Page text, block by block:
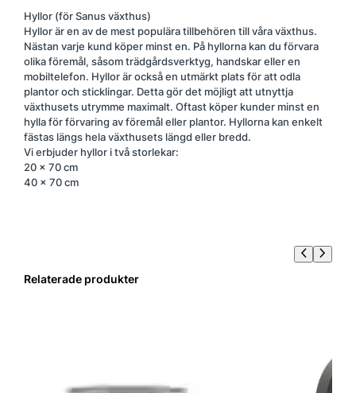
Hyllor (för Sanus växthus)
Hyllor är en av de mest populära tillbehören till våra växthus.
Nästan varje kund köper minst en. På hyllorna kan du förvara
olika föremål, såsom trädgårdsverktyg, handskar eller en
mobiltelefon. Hyllor är också en utmärkt plats för att odla
plantor och sticklingar. Detta gör det möjligt att utnyttja
växthusets utrymme maximalt. Oftast köper kunder minst en
hylla för förvaring av föremål eller plantor. Hyllorna kan enkelt
fästas längs hela växthusets längd eller bredd.
Vi erbjuder hyllor i två storlekar:
20 x 70 cm
40 x 70 cm
Relaterade produkter